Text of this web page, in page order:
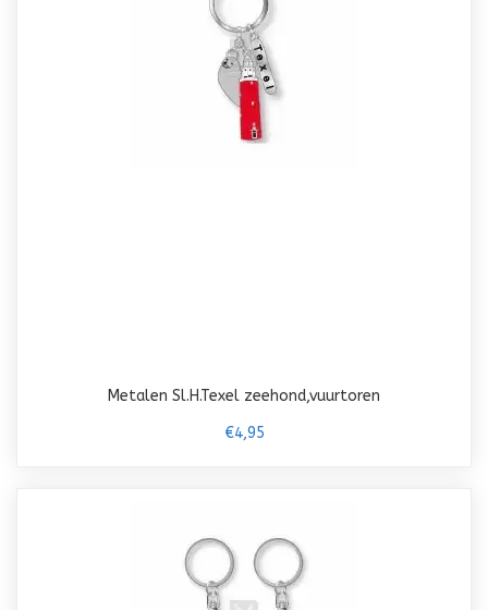
Metalen Sl.H.Texel zeehond,vuurtoren
€4,95